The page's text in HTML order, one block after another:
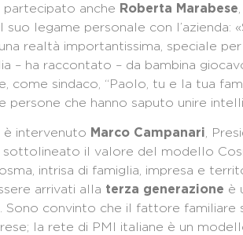
partecipato anche Roberta Marabese
suo legame personale con l’azienda:
realtà importantissima, speciale
– ha raccontato – da bambina
come sindaco, “Paolo, tu e la tua
persone che hanno saputo unire
è intervenuto Marco Campanari ,
sottolineato il valore del modello
intrisa di famiglia, impresa e
arrivati alla terza generazione è
Sono convinto che il fattore familiare
la rete di PMI italiane è un